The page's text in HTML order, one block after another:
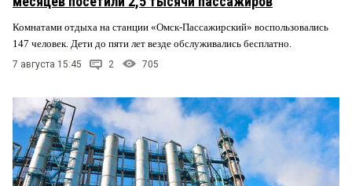
Комнатами отдыха на станции «Омск-Пассажирский» воспользовались
147 человек. Дети до пяти лет везде обслуживались бесплатно.
7 августа 15:45 2 705